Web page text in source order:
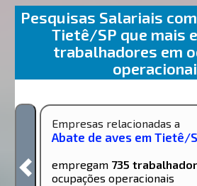
Pesquisas Salariais
Tietê/SP que mais
trabalhadores em
Empresas relacionadas a
Abate de aves em Tietê/
empregam 735
ocupações operacionais